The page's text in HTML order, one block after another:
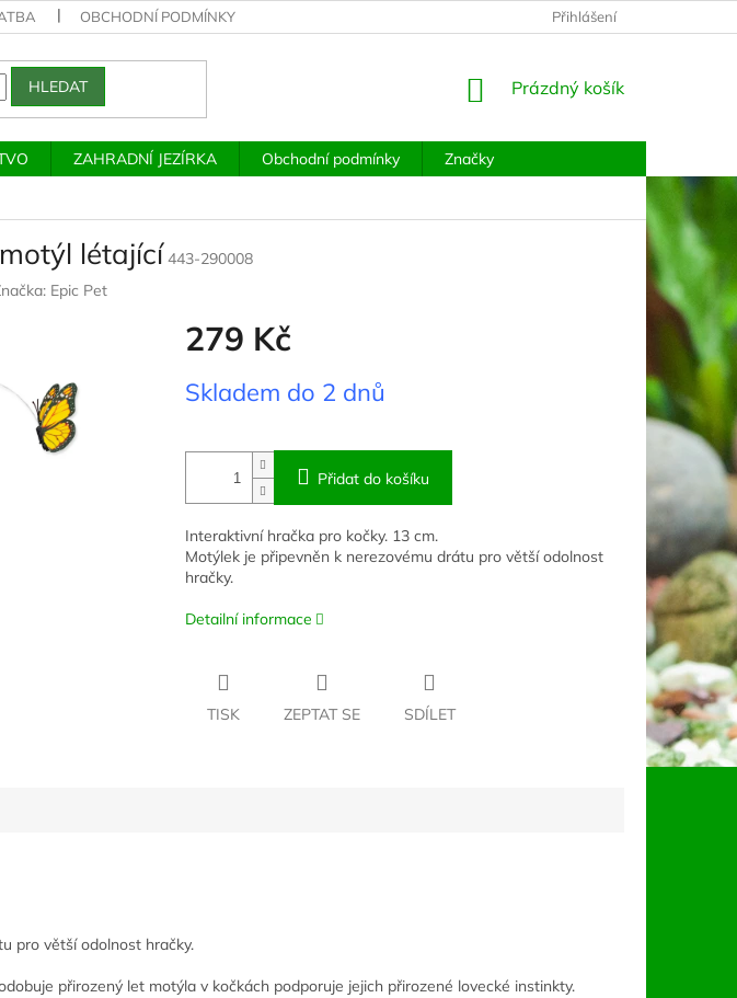
OBCHODNÍ PODMÍNKY PODMÍNKY OCHRANY OSOBNÍCH ÚDAJŮ MOJE OBJEDNÁVKA
Přihlášení
HLEDAT
NÁKUPNÍ
Prázdný košík
ZAHRADNÍ JEZÍRKA Obchodní podmínky
Značky
létající 443-290008
Epic Pet
279 Kč
cena:
Skladem do 2 dnů
Přidat do košíku
Interaktivní hračka pro kočky. 13 cm.
Motýlek je připevněn k nerezovému drátu pro větší odolnost
hračky.
Detailní informace
TISK ZEPTAT SE SDÍLET
pro větší odolnost hračky.
přirozený let motýla v kočkách podporuje jejich přirozené lovecké instinkty.